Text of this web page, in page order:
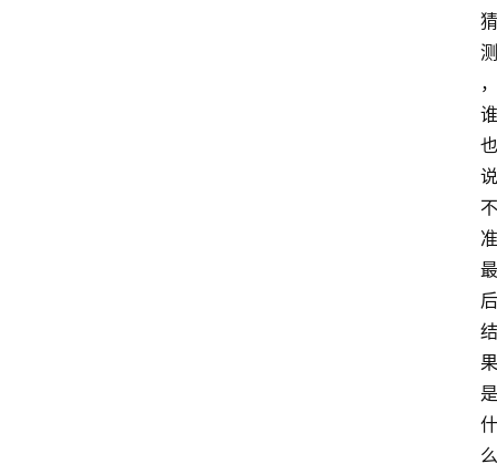
猜
测
，
谁
也
说
不
准
最
后
结
果
是
什
么